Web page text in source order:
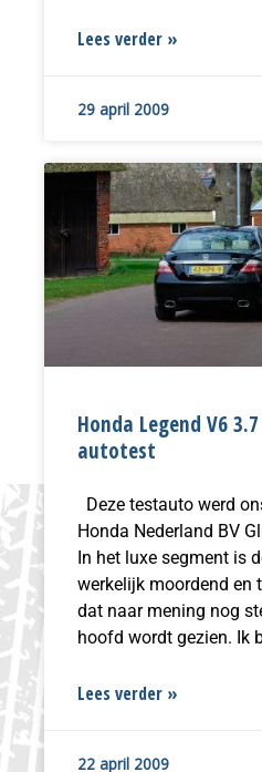
Lees verder »
29 april 2009
Honda Legend V6
autotest
Deze testauto werd
Honda Nederland BV
In het luxe segment is
werkelijk moordend en
dat naar mening nog
hoofd wordt gezien. Ik
Lees verder »
22 april 2009